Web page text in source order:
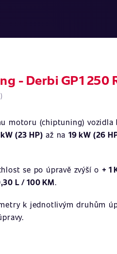
- Derbi GP1 250
motoru (chiptuning) vozidla
(23 HP) až na19 kW (26
se po úpravě zvýší o + 1
L / 100 KM.
k jednotlivým druhům